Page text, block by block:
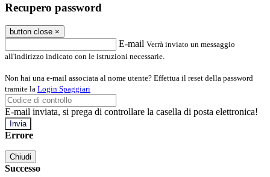
Recupero password
button close ×
E-mail Verrà inviato un messaggio
all'indirizzo indicato con le istruzioni necessarie.
Non hai una e-mail associata al nome utente? Effettua il reset della password
tramite la Login Spaggiari
E-mail inviata, si prega di controllare la casella di posta elettronica!
Errore
Chiudi
Successo